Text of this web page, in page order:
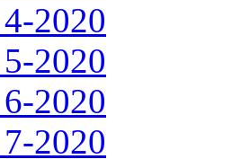
2020
2020
2020
2020